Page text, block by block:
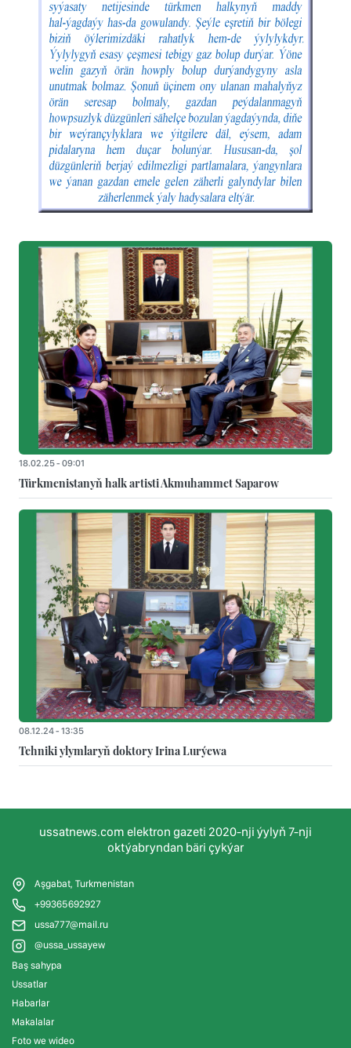
18.02.25 - 09:01
Türkmenistanyň halk artisti Akmuhammet Saparow
08.12.24 - 13:35
Tehniki ylymlaryň doktory Irina Lurýewa
ussatnews.com elektron gazeti 2020-nji ýylyň 7-nji
oktýabryndan bäri çykýar
Aşgabat, Turkmenistan
+99365692927
ussa777@mail.ru
@ussa_ussayew
Baş sahypa
Ussatlar
Habarlar
Makalalar
Foto we wideo